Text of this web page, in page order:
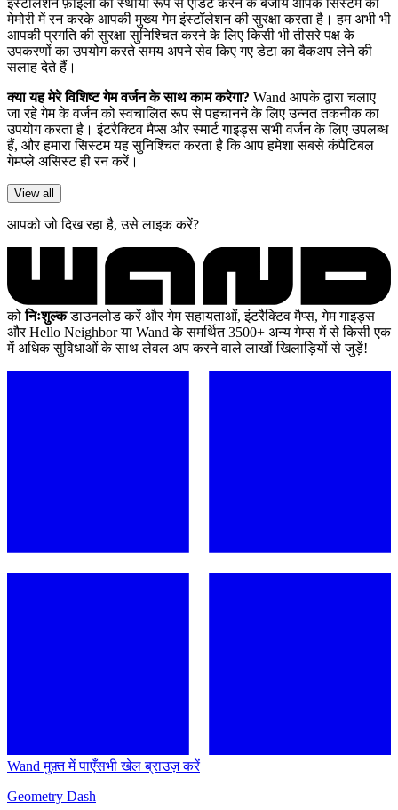
मेमोरी में रन करके आपकी मुख्य गेम इंस्टॉलेशन की सुरक्षा करता है। हम अभी भी
आपकी प्रगति की सुरक्षा सुनिश्चित करने के लिए किसी भी तीसरे पक्ष के
उपकरणों का उपयोग करते समय अपने सेव किए गए डेटा का बैकअप लेने की
सलाह देते हैं।
क्या यह मेरे विशिष्ट गेम वर्जन के साथ काम करेगा? Wand आपके द्वारा चलाए
जा रहे गेम के वर्जन को स्वचालित रूप से पहचानने के लिए उन्नत तकनीक का
उपयोग करता है। इंटरैक्टिव मैप्स और स्मार्ट गाइड्स सभी वर्जन के लिए उपलब्ध
हैं, और हमारा सिस्टम यह सुनिश्चित करता है कि आप हमेशा सबसे कंपैटिबल
गेमप्ले असिस्ट ही रन करें।
View all
आपको जो दिख रहा है, उसे लाइक करें?
कोनिःशुल्कडाउनलोड करें और गेम सहायताओं, इंटरैक्टिव मैप्स, गेम गाइड्स
और Hello Neighbor या Wand के समर्थित 3500+ अन्य गेम्स में से किसी एक
में अधिक सुविधाओं के साथ लेवल अप करने वाले लाखों खिलाड़ियों से जुड़ें!
Wand मुफ़्त में पाएँसभी खेल ब्राउज़ करें
Geometry Dash